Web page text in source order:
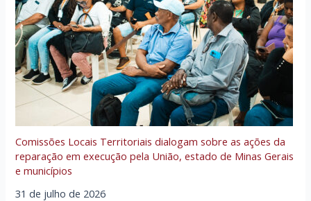
Comissões Locais Territoriais dialogam sobre as ações da
reparação em execução pela União, estado de Minas Gerais
e municípios
31 de julho de 2026